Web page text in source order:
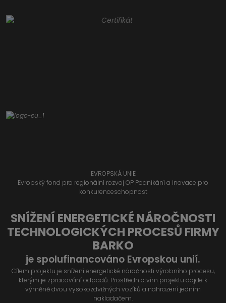
EVROPSKÁ UNIE
Evropský fond pro regionální rozvoj OP Podnikání a inovace pro
konkurenceschopnost
SNÍŽENÍ ENERGETICKÉ NÁROČNOSTI
TECHNOLOGICKÝCH PROCESŮ FIRMY
BARKO
je spolufinancováno Evropskou unií.
Cílem projektu je snížení energetické náročnosti výrobního procesu,
kterým je zpracování odpadů. Prostřednictvím projektu dojde k
výměně dvou vysokozdvižných vozíků a nahrazení jedním
nakladačem.